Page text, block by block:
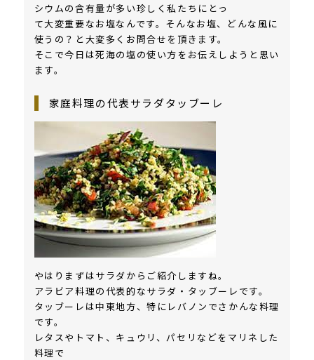
シウムの含有量が多い珍しく私たちにとっ
て大変重要なお塩なんです。そんなお塩、どんな風に
使うの？と大変多くお問合せを頂きます。
そこで今日は死海の塩の使い方をお伝えしようと思い
ます。
家庭料理の代表サラダタッブーレ
やはりまずはサラダからご紹介しますね。
アラビア料理の代表的なサラダ・タッブーレです。
タッブーレは中東地方、特にレバノンでさかんな料理
です。
レタスやトマト、キュウリ、パセリなどをマリネした
料理で